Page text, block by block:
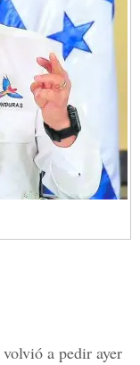
volvió a pedir ayer